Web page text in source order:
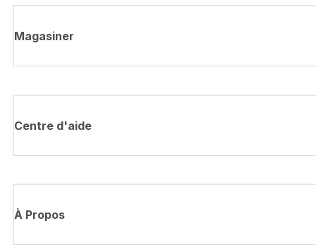
Magasiner
Centre d'aide
À Propos